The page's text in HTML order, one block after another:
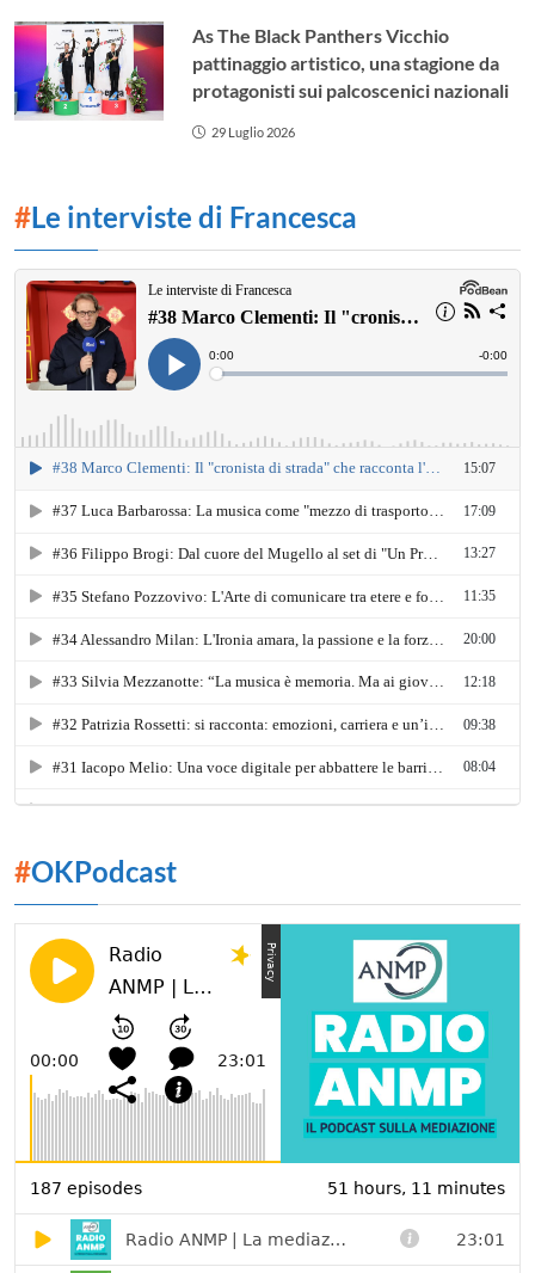
As The Black Panthers Vicchio
pattinaggio artistico, una stagione da
protagonisti sui palcoscenici nazionali
29 Luglio 2026
#Le interviste di Francesca
#OKPodcast